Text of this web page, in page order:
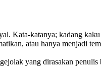
Kata-katanya; kadang
atau hanya menjadi
yang dirasakan